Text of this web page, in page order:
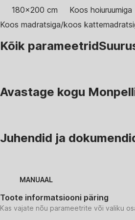
180x200 cm Koos hoiuruumiga
Koos madratsiga/koos
Kõik parameetrid
Avastage kogu
Juhendid ja
MANUAAL
Toote informatsiooni päring
Kas vajate nõu parameetrite või valiku